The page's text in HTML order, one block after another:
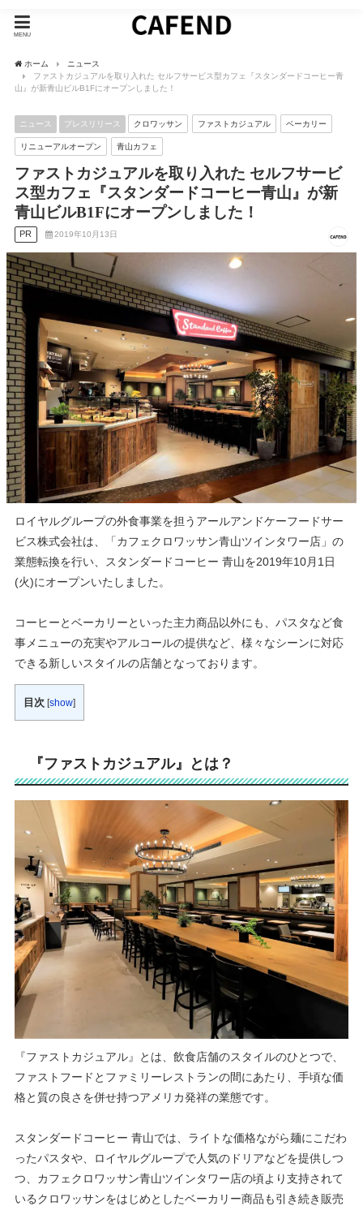
MENU
ホーム
ニュース
ファストカジュアルを取り入れた セルフサービス型カフェ『スタンダードコーヒー青
山』が新青山ビルB1Fにオープンしました！
ニュース プレスリリース クロワッサン ファストカジュアル ベーカリー
リニューアルオープン 青山カフェ
ファストカジュアルを取り入れた セルフサービ
ス型カフェ『スタンダードコーヒー青山』が新
青山ビルB1Fにオープンしました！
PR 2019年10月13日
ロイヤルグループの外食事業を担うアールアンドケーフードサー
ビス株式会社は、「カフェクロワッサン青山ツインタワー店」の
業態転換を行い、スタンダードコーヒー 青山を2019年10月1日
(火)にオープンいたしました。
コーヒーとベーカリーといった主力商品以外にも、パスタなど食
事メニューの充実やアルコールの提供など、様々なシーンに対応
できる新しいスタイルの店舗となっております。
目次 show
『ファストカジュアル』とは？
『ファストカジュアル』とは、飲食店舗のスタイルのひとつで、
ファストフードとファミリーレストランの間にあたり、手頃な価
格と質の良さを併せ持つアメリカ発祥の業態です。
スタンダードコーヒー 青山では、ライトな価格ながら麺にこだわ
ったパスタや、ロイヤルグループで人気のドリアなどを提供しつ
つ、カフェクロワッサン青山ツインタワー店の頃より支持されて
いるクロワッサンをはじめとしたベーカリー商品も引き続き販売